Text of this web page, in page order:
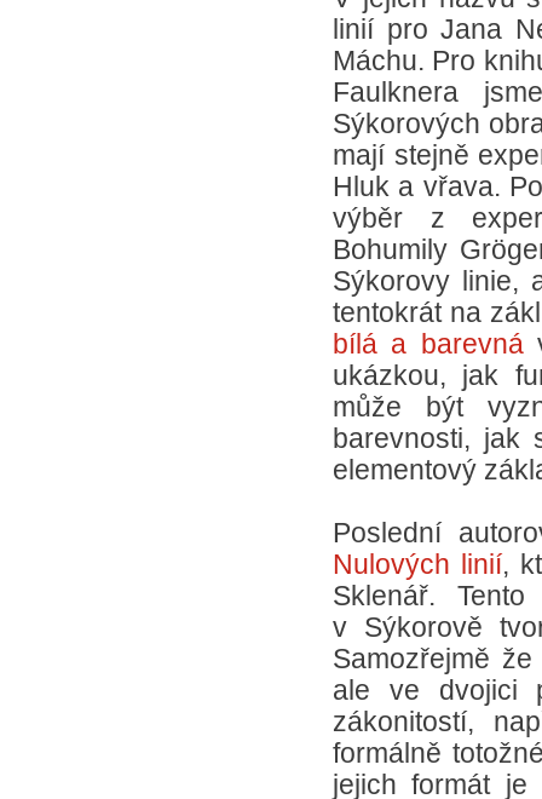
linií pro Jana
Máchu. Pro
Faulknera
Sýkorových
mají stejně
Hluk a vřava.
výběr z
Bohumily
Sýkorovy linie,
tentokrát na
bílá a barevná
ukázkou, jak
může být
barevnosti, jak
elementový
Poslední
Nulových linií,
Sklenář.
v Sýkorově
Samozřejmě
ale ve dvojici
zákonitostí,
formálně
jejich formát